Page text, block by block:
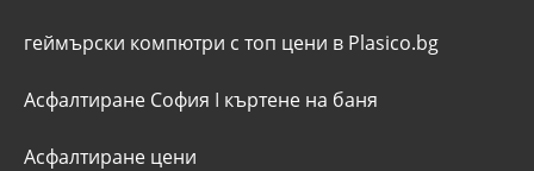
геймърски компютри с топ цени в Plasico.bg
Асфалтиране София I къртене на баня
Асфалтиране цени